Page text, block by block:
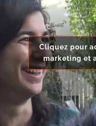
Cliquez pour
marketing et